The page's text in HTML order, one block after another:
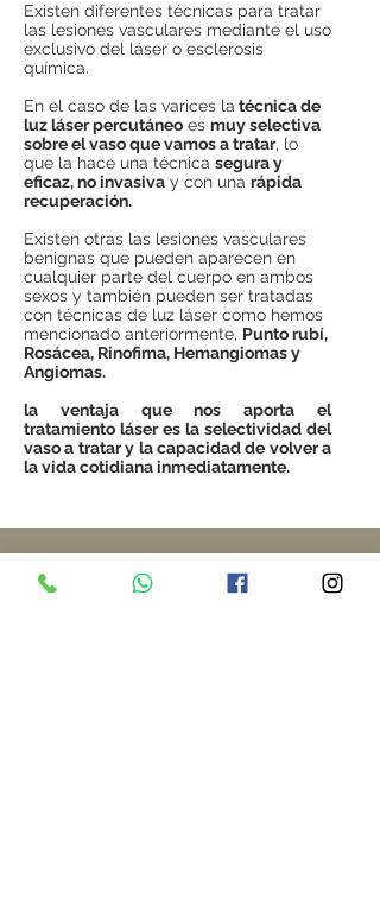
Existen diferentes técnicas para tratar
las lesiones vasculares mediante el uso
exclusivo del láser o esclerosis
química.
En el caso de las varices la técnica de
luz láser percutáneo es muy selectiva
sobre el vaso que vamos a tratar, lo
que la hace una técnica segura y
eficaz, no invasiva y con una rápida
recuperación.
Existen otras las lesiones vasculares
benignas que pueden aparecen en
cualquier parte del cuerpo en ambos
sexos y también pueden ser tratadas
con técnicas de luz láser como hemos
mencionado anteriormente, Punto rubí,
Rosácea, Rinofima, Hemangiomas y
Angiomas.
la ventaja que nos aporta el
tratamiento láser es la selectividad del
vaso a tratar y la capacidad de volver a
la vida cotidiana inmediatamente.
Solicite información o
pida su cita